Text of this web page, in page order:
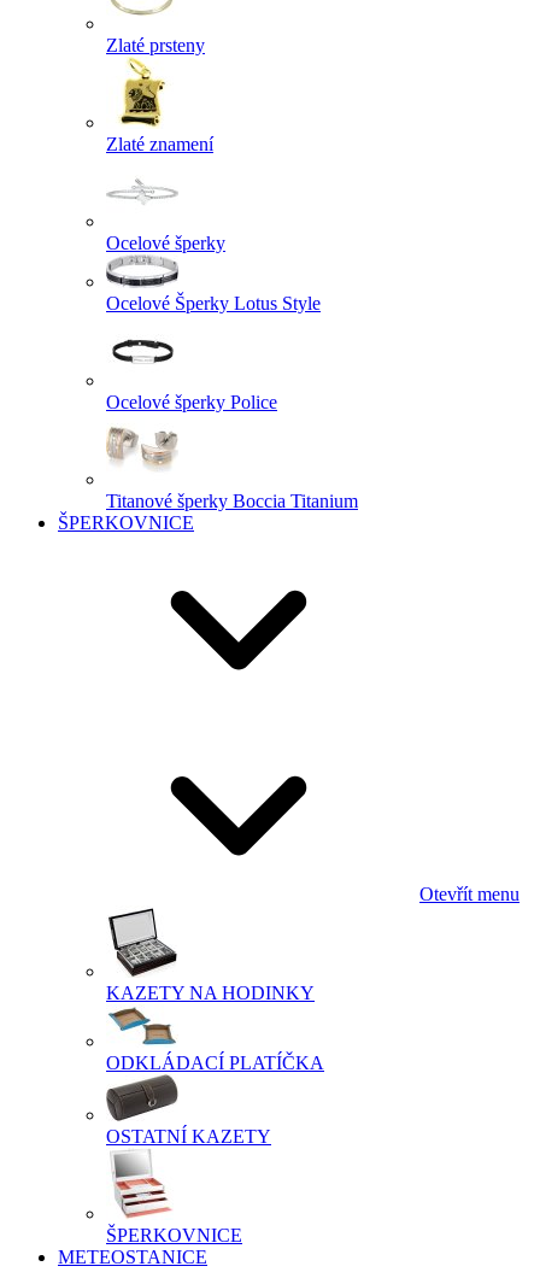
Zlaté prsteny
Zlaté znamení
Ocelové šperky
Ocelové Šperky Lotus Style
Ocelové šperky Police
Titanové šperky Boccia Titanium
ŠPERKOVNICE
Otevřít menu
KAZETY NA HODINKY
ODKLÁDACÍ PLATÍČKA
OSTATNÍ KAZETY
ŠPERKOVNICE
METEOSTANICE